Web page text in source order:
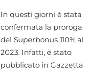
In questi giorni è stata
confermata la proroga
del Superbonus 110% al
2023. Infatti, è stato
pubblicato in Gazzetta